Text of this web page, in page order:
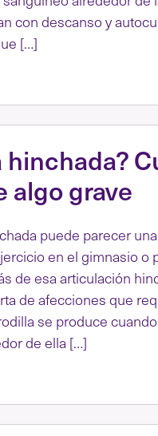
con descanso y
[…]
hinchada?
algo grave
puede parecer
en el gimnasio o
de esa articulación
de afecciones que
se produce
de ella […]